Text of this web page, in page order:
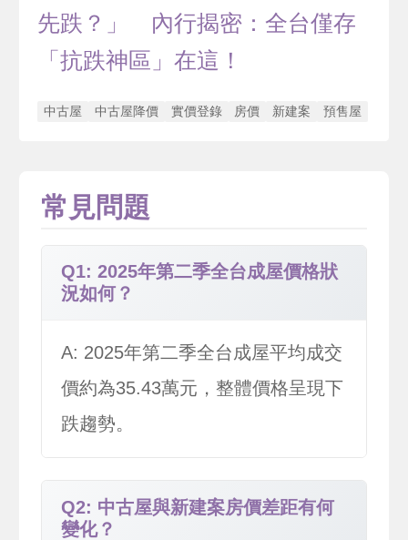
先跌？」 內行揭密：全台僅存
「抗跌神區」在這！
中古屋 中古屋降價 實價登錄 房價 新建案 預售屋
常見問題
Q1: 2025年第二季全台成屋價格狀
況如何？
A: 2025年第二季全台成屋平均成交
價約為35.43萬元，整體價格呈現下
跌趨勢。
Q2: 中古屋與新建案房價差距有何
變化？